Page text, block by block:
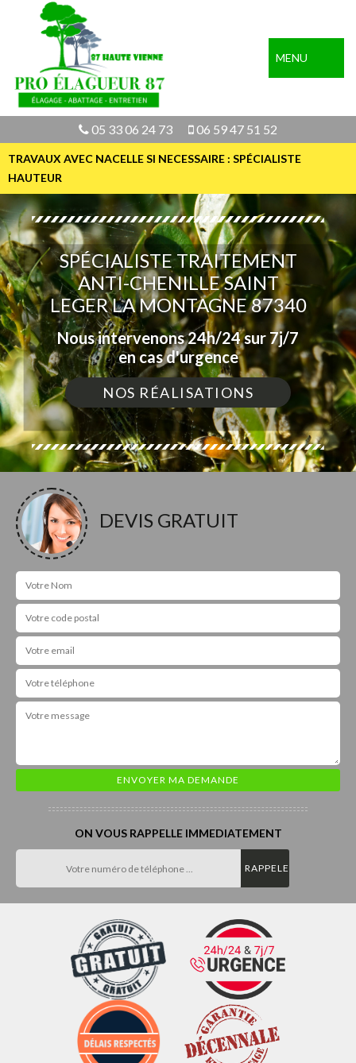
MENU
05 33 06 24 73 06 59 47 51 52
TRAVAUX AVEC NACELLE SI NECESSAIRE : SPÉCIALISTE
HAUTEUR
SPÉCIALISTE TRAITEMENT
ANTI-CHENILLE SAINT
LEGER LA MONTAGNE 87340
Nous intervenons 24h/24 sur 7j/7
en cas d'urgence
NOS RÉALISATIONS
DEVIS GRATUIT
ON VOUS RAPPELLE IMMEDIATEMENT